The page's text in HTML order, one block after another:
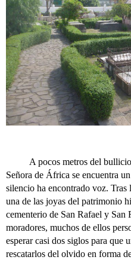
A pocos metros del bullicio
Señora de África se encuentra
silencio ha encontrado voz. Tras
una de las joyas del patrimonio
cementerio de San Rafael y San
moradores, muchos de ellos
esperar casi dos siglos para que
rescatarlos del olvido en forma